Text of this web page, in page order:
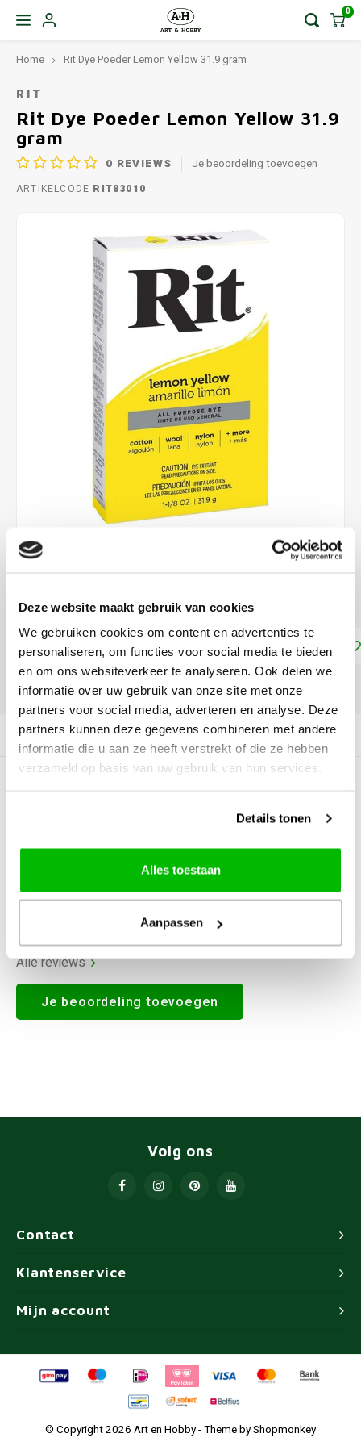
Deze website maakt gebruik van cookies
We gebruiken cookies om content en advertenties te
personaliseren, om functies voor social media te bieden
en om ons websiteverkeer te analyseren. Ook delen we
informatie over uw gebruik van onze site met onze
partners voor social media, adverteren en analyse. Deze
partners kunnen deze gegevens combineren met andere
informatie die u aan ze heeft verstrekt of die ze hebben
verzameld op basis van uw gebruik van hun services.
Details tonen
Alles toestaan
Aanpassen
0
Home Rit Dye Poeder Lemon Yellow 31.9 gram
RIT
Rit Dye Poeder Lemon Yellow 31.9
gram
0 REVIEWS Je beoordeling toevoegen
ARTIKELCODE RIT83010
DIRECT LEVERBAAR
Toevoegen aan winkelwagen
DELEN:
Productomschrijving
Alle reviews
Je beoordeling toevoegen
Contact
Volg ons
Klantenservice
Mijn account
© Copyright 2026 Art en Hobby - Theme byShopmonkey